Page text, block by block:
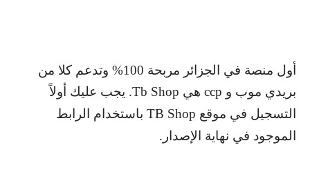
أول منصة في الجزائر مربحة 100% وتدعم كلا من
بريدي موب و ccp هي Tb Shop. يجب عليك أولاً
التسجيل في موقع TB Shop باستخدام الرابط
الموجود في نهاية الإصدار.